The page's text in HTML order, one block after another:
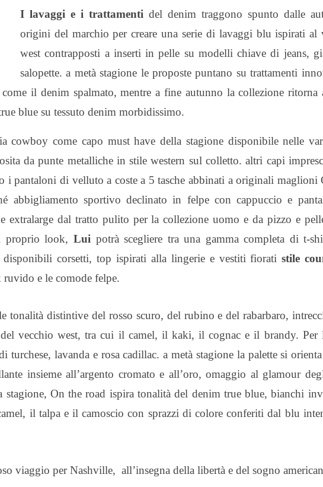
I lavaggi e i trattamenti del denim traggono spunto dalle
origini del marchio per creare una serie di lavaggi blu ispirati al
west contrapposti a inserti in pelle su modelli chiave di jeans,
salopette. a metà stagione le proposte puntano su trattamenti
il denim spalmato, mentre a fine autunno la collezione ritorna
blue su tessuto denim morbidissimo.
cowboy come capo must have della stagione disponibile nelle
da punte metalliche in stile western sul colletto. altri capi
i pantaloni di velluto a coste a 5 tasche abbinati a originali maglioni
abbigliamento sportivo declinato in felpe con cappuccio e
extralarge dal tratto pulito per la collezione uomo e da pizzo e
proprio look, Lui potrà scegliere tra una gamma completa di t-
disponibili corsetti, top ispirati alla lingerie e vestiti fioratistile
e le comode felpe.
tonalità distintive del rosso scuro, del rubino e del rabarbaro,
vecchio west, tra cui il camel, il kaki, il cognac e il brandy. Per
lavanda e rosa cadillac. a metà stagione la palette si
insieme all’argento cromato e all’oro, omaggio al glamour
stagione, On the road ispira tonalità del denim true blue, bianchi
il talpa e il camoscio con sprazzi di colore conferiti dal blu
viaggio per Nashville, all’insegna della libertà e del sogno